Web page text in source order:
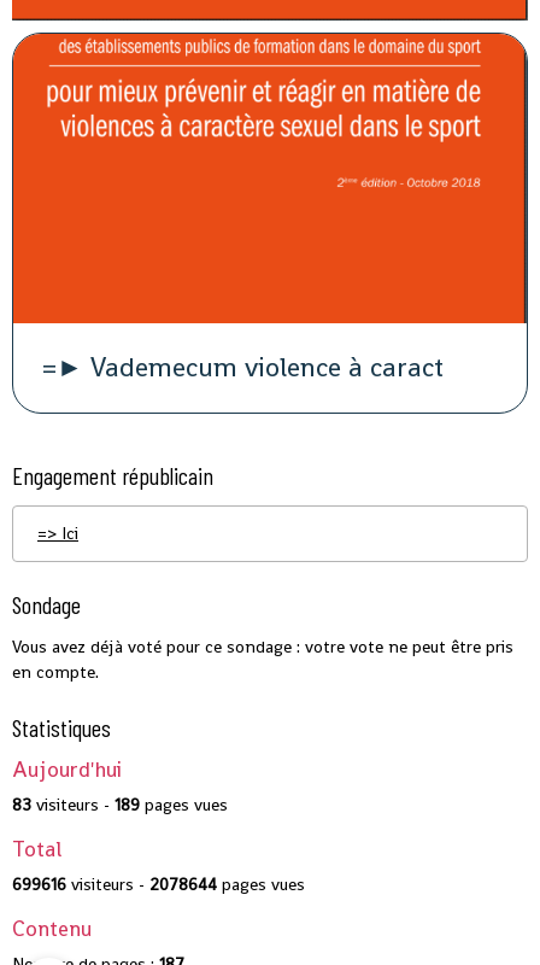
=► Vademecum violence à caract
Engagement républicain
=> Ici
Sondage
Vous avez déjà voté pour ce sondage : votre vote ne peut être pris
en compte.
Statistiques
Aujourd'hui
83 visiteurs - 189 pages vues
Total
699616 visiteurs - 2078644 pages vues
Contenu